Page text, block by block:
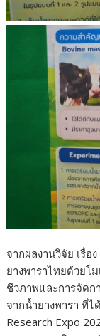
จากผลงานวิจัย เรื่
ยางพาราไทยด้วยโ
ชีวภาพและการจัด
จากน้ำยางพารา ที่ไ
Research Expo